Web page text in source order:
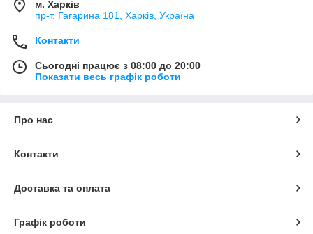
м. Харків
пр-т. Гагарина 181, Харків, Україна
Контакти
Сьогодні працює з 08:00 до 20:00
Показати весь графік роботи
Про нас
Контакти
Доставка та оплата
Графік роботи